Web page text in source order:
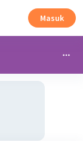
Masuk